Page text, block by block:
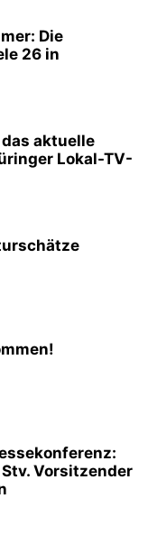
Die
26 in
aktuelle
Lokal-TV-
Vorsitzender